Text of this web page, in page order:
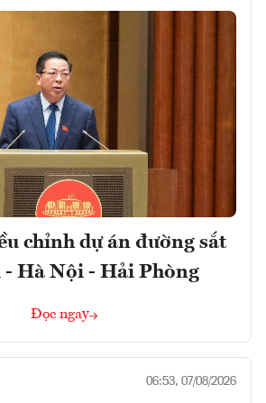
chỉnh dự án đường sắt
- Hà Nội - Hải Phòng
Đọc ngay
06:53, 07/08/2026